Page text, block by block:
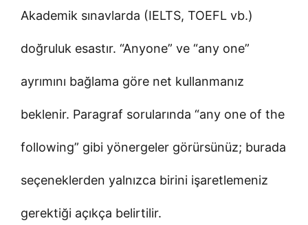
Akademik sınavlarda (IELTS, TOEFL vb.)
doğruluk esastır. “Anyone” ve “any one”
ayrımını bağlama göre net kullanmanız
beklenir. Paragraf sorularında “any one of the
following” gibi yönergeler görürsünüz; burada
seçeneklerden yalnızca birini işaretlemeniz
gerektiği açıkça belirtilir.